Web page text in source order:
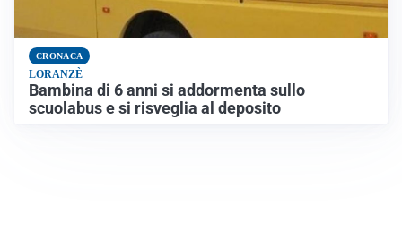
CRONACA
LORANZÈ
Bambina di 6 anni si addormenta sullo
scuolabus e si risveglia al deposito